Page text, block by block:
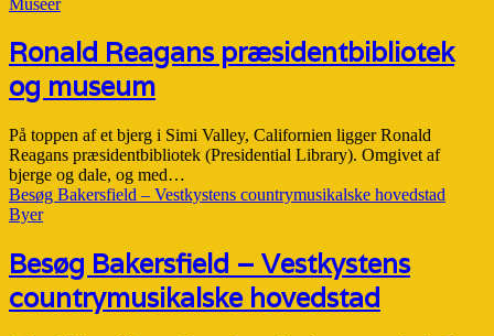
Ronald Reagans præsidentbibliotek
og museum
På toppen af et bjerg i Simi Valley, Californien ligger Ronald
Reagans præsidentbibliotek (Presidential Library). Omgivet af
bjerge og dale, og med…
Besøg Bakersfield – Vestkystens countrymusikalske hovedstad
Byer
Besøg Bakersfield – Vestkystens
countrymusikalske hovedstad